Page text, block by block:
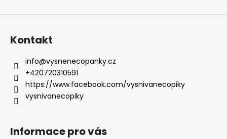
Kontakt
info@vysnenecopanky.cz
+420720310591
https://www.facebook.com/vysnivanecopiky
vysnivanecopiky
Informace pro vás